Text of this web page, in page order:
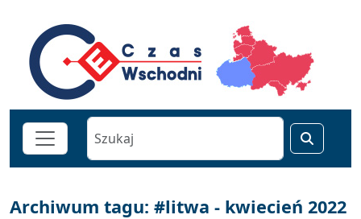
Archiwum tagu: #litwa - kwiecień 2022